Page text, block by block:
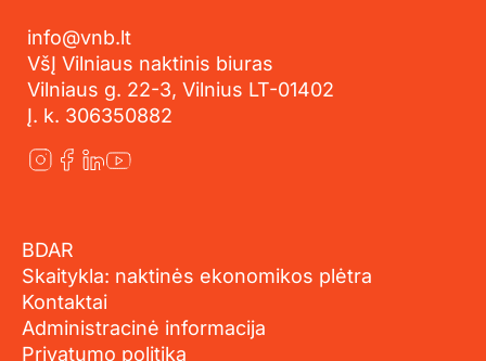
info@vnb.lt
VšĮ Vilniaus naktinis biuras
Vilniaus g. 22-3, Vilnius LT-01402
Į. k. 306350882
BDAR
Skaitykla: naktinės ekonomikos plėtra
Kontaktai
Administracinė informacija
Privatumo politika